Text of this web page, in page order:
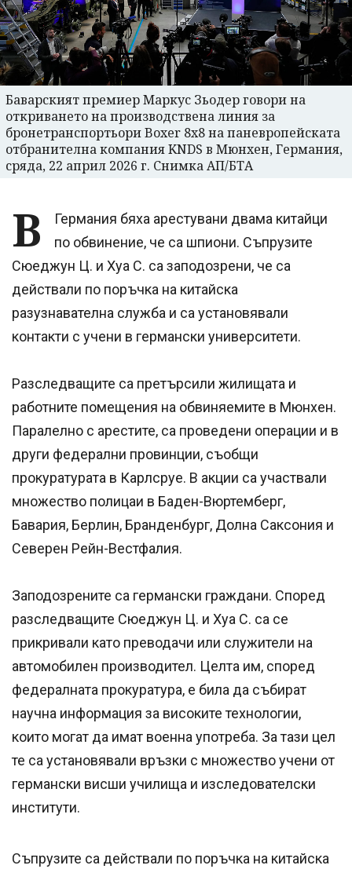
Баварският премиер Маркус Зьодер говори на
откриването на производствена линия за
бронетранспортьори Boxer 8x8 на паневропейската
отбранителна компания KNDS в Мюнхен, Германия,
сряда, 22 април 2026 г. Снимка АП/БТА
В
Германия бяха арестувани двама китайци
по обвинение, че са шпиони. Съпрузите
Сюеджун Ц. и Хуа С. са заподозрени, че са
действали по поръчка на китайска
разузнавателна служба и са установявали
контакти с учени в германски университети.
Разследващите са претърсили жилищата и
работните помещения на обвиняемите в Мюнхен.
Паралелно с арестите, са проведени операции и в
други федерални провинции, съобщи
прокуратурата в Карлсруе. В акции са участвали
множество полицаи в Баден-Вюртемберг,
Бавария, Берлин, Бранденбург, Долна Саксония и
Северен Рейн-Вестфалия.
Заподозрените са германски граждани. Според
разследващите Сюеджун Ц. и Хуа С. са се
прикривали като преводачи или служители на
автомобилен производител. Целта им, според
федералната прокуратура, е била да събират
научна информация за високите технологии,
които могат да имат военна употреба. За тази цел
те са установявали връзки с множество учени от
германски висши училища и изследователски
институти.
Съпрузите са действали по поръчка на китайска